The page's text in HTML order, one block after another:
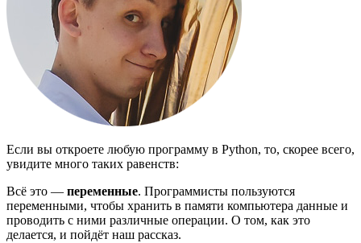
Если вы откроете любую программу в Python, то, скорее всего,
увидите много таких равенств:
Всё это — переменные. Программисты пользуются
переменными, чтобы хранить в памяти компьютера данные и
проводить с ними различные операции. О том, как это
делается, и пойдёт наш рассказ.